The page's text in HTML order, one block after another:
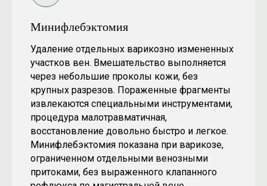
Минифлебэктомия
Удаление отдельных варикозно измененных
участков вен. Вмешательство выполняется
через небольшие проколы кожи, без
крупных разрезов. Пораженные фрагменты
извлекаются специальными инструментами,
процедура малотравматичная,
восстановление довольно быстро и легкое.
Минифлебэктомия показана при варикозе,
ограниченном отдельными венозными
притоками, без выраженного клапанного